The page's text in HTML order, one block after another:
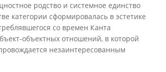
родство и системное единство
категории сформировалась в эстетике
со времен Канта
объектных отношений, в которой
незаинтересованным